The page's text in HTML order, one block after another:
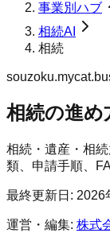
事業別ハブ
相続AI
相続
相続の進め
相続・遺産・相
類、申請手順、
最終更新日: 2026
運営・編集: 株式